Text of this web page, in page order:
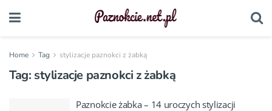
Home Tag stylizacje paznokci z żabką
Tag:stylizacje paznokci z żabką
Paznokcie żabka – 14 uroczych stylizacji